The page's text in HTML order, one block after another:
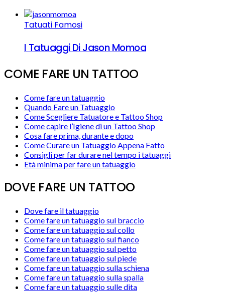
Tatuati Famosi
I Tatuaggi Di Jason Momoa
COME FARE UN TATTOO
Come fare un tatuaggio
Quando Fare un Tatuaggio
Come Scegliere Tatuatore e Tattoo Shop
Come capire l’Igiene di un Tattoo Shop
Cosa fare prima, durante e dopo
Come Curare un Tatuaggio Appena Fatto
Consigli per far durare nel tempo i tatuaggi
Età minima per fare un tatuaggio
DOVE FARE UN TATTOO
Dove fare il tatuaggio
Come fare un tatuaggio sul braccio
Come fare un tatuaggio sul collo
Come fare un tatuaggio sul fianco
Come fare un tatuaggio sul petto
Come fare un tatuaggio sul piede
Come fare un tatuaggio sulla schiena
Come fare un tatuaggio sulla spalla
Come fare un tatuaggio sulle dita